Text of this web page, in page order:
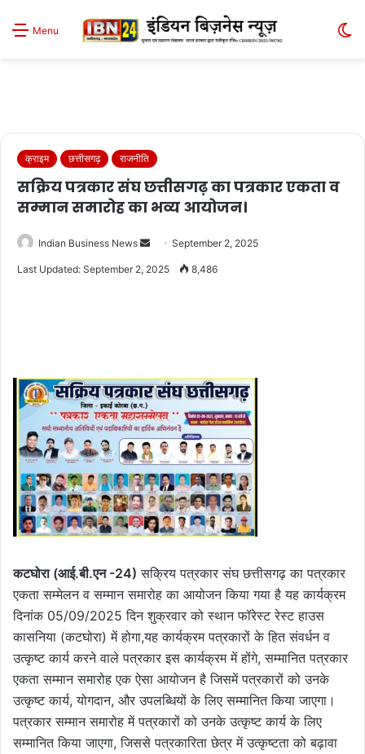
Menu
क्राइम छत्तीसगढ़ राजनीति
सक्रिय पत्रकार संघ छत्तीसगढ़ का पत्रकार एकता व
सम्मान समारोह का भव्य आयोजन।
Indian Business News
Send September 2, 2025
Last Updated: September 2, 2025 8,486
कटघोरा (आई.बी.एन -24) सक्रिय पत्रकार संघ छत्तीसगढ़ का पत्रकार
एकता सम्मेलन व सम्मान समारोह का आयोजन किया गया है यह कार्यक्रम
दिनांक 05/09/2025 दिन शुक्रवार को स्थान फॉरेस्ट रेस्ट हाउस
कासनिया (कटघोरा) में होगा,यह कार्यक्रम पत्रकारों के हित संवर्धन व
उत्कृष्ट कार्य करने वाले पत्रकार इस कार्यक्रम में होंगे, सम्मानित पत्रकार
एकता सम्मान समारोह एक ऐसा आयोजन है जिसमें पत्रकारों को उनके
उत्कृष्ट कार्य, योगदान, और उपलब्धियों के लिए सम्मानित किया जाएगा।
पत्रकार सम्मान समारोह में पत्रकारों को उनके उत्कृष्ट कार्य के लिए
सम्मानित किया जाएगा, जिससे पत्रकारिता छेत्र में उत्कृष्टता को बढ़ावा